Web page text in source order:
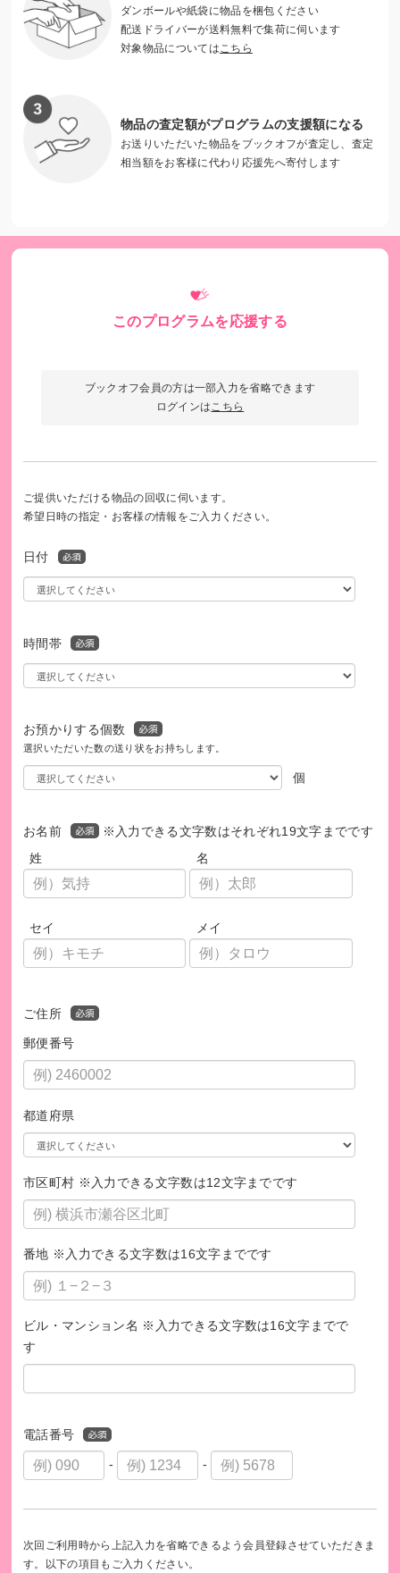
このプログラムは、SDGsの取り組みを促進します。
ダンボールや紙袋に物品を梱包ください
配送ドライバーが送料無料で集荷に伺います
対象物品についてはこちら
物品の査定額がプログラムの支援額になる
お送りいただいた物品をブックオフが査定し、査定
相当額をお客様に代わり応援先へ寄付します
このプログラムを応援する
ブックオフ会員の方は一部入力を省略できます
ログインは こちら
ご提供いただける物品の回収に伺います。
希望日時の指定・お客様の情報をご入力ください。
日付
時間帯
お預かりする個数
選択いただいた数の送り状をお持ちします。
個
お名前
※入力できる文字数はそれぞれ19文字までです
姓
名
セイ メイ
ご住所
郵便番号
都道府県
市区町村 ※入力できる文字数は12文字までです
番地 ※入力できる文字数は16文字までです
ビル・マンション名 ※入力できる文字数は16文字までで
す
電話番号
- -
次回ご利用時から上記入力を省略できるよう会員登録させていただきま
す。以下の項目もご入力ください。